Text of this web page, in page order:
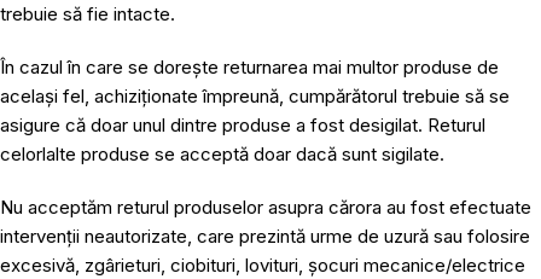
trebuie să fie intacte.
În cazul în care se dorește returnarea mai multor produse de
același fel, achiziționate împreună, cumpărătorul trebuie să se
asigure că doar unul dintre produse a fost desigilat. Returul
celorlalte produse se acceptă doar dacă sunt sigilate.
Nu acceptăm returul produselor asupra cărora au fost efectuate
intervenții neautorizate, care prezintă urme de uzură sau folosire
excesivă, zgârieturi, ciobituri, lovituri, șocuri mecanice/electrice